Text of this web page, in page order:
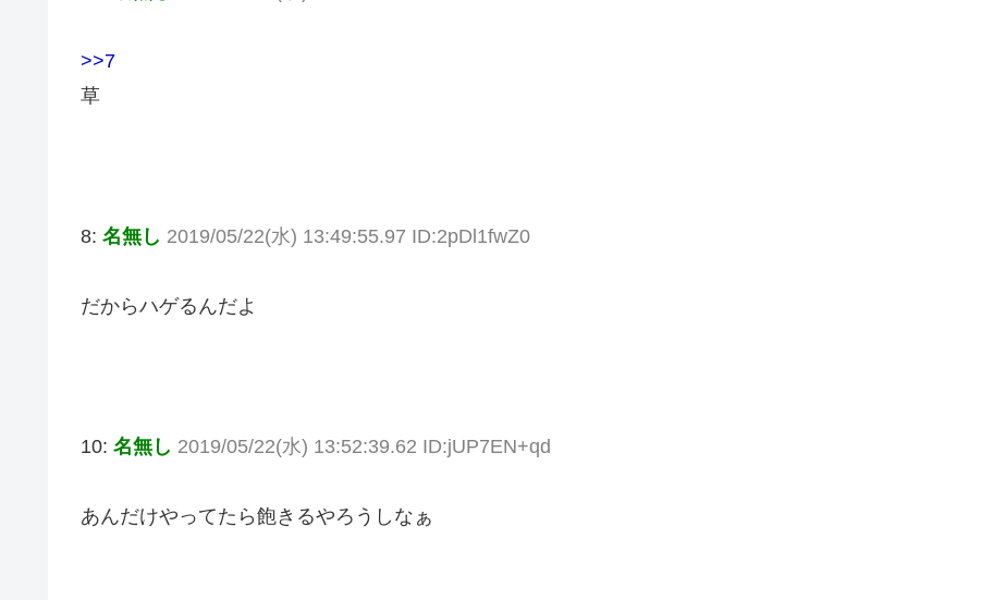
>>7
草
8: 名無し 2019/05/22(水) 13:49:55.97 ID:2pDl1fwZ0
だからハゲるんだよ
10: 名無し 2019/05/22(水) 13:52:39.62 ID:jUP7EN+qd
あんだけやってたら飽きるやろうしなぁ